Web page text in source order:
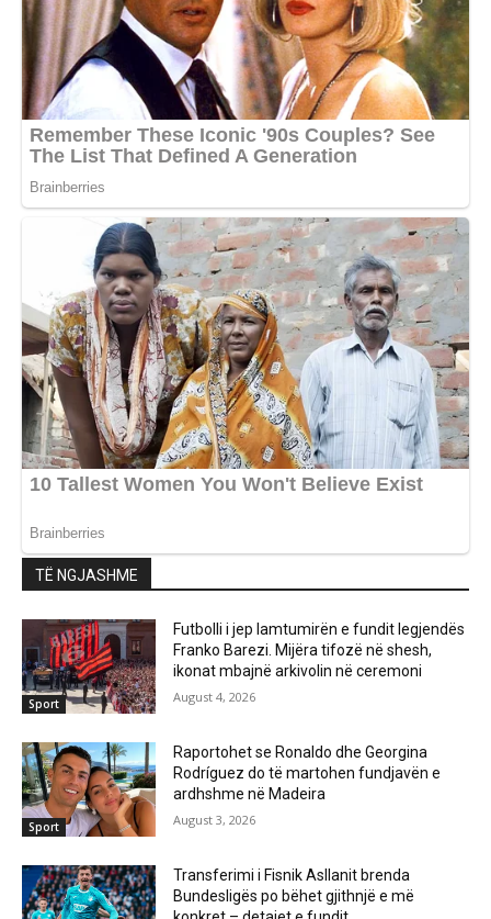
TË NGJASHME
Sport
Futbolli i jep lamtumirën e fundit legjendës
Franko Barezi. Mijëra tifozë në shesh,
ikonat mbajnë arkivolin në ceremoni
August 4, 2026
Sport
Raportohet se Ronaldo dhe Georgina
Rodríguez do të martohen fundjavën e
ardhshme në Madeira
August 3, 2026
Transferimi i Fisnik Asllanit brenda
Bundesligës po bëhet gjithnjë e më